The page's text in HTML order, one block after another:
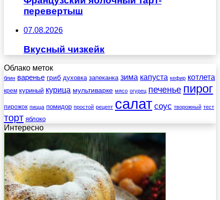
перевертыш
07.08.2026
Вкусный чизкейк
Облако меток
блин варенье гриб духовка запеканка зима капуста кефир котлета
крем куриный курица мультиварке мясо огурец печенье пирог
пирожок пицца помидор простой рецепт салат соус творожный тест
торт яблоко
Интересно